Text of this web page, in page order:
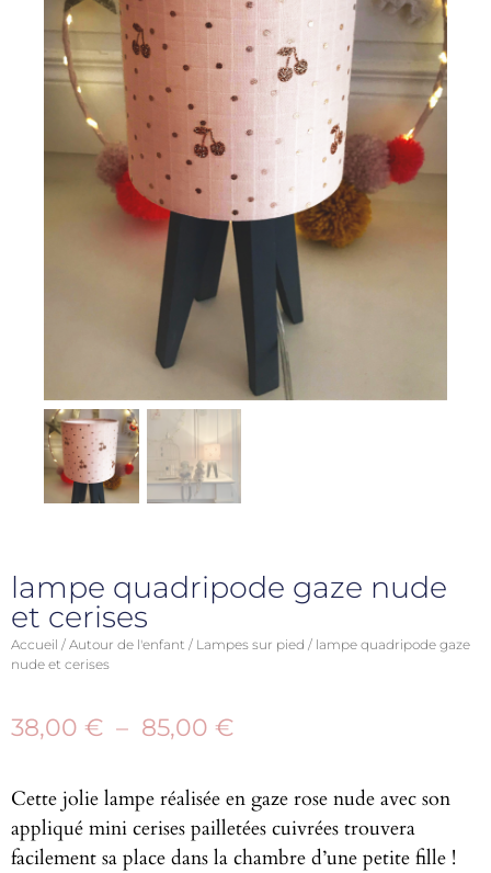
lampe quadripode gaze nude
et cerises
Accueil / Autour de l'enfant / Lampes sur pied / lampe quadripode gaze
nude et cerises
38,00 € – 85,00 €
Cette jolie lampe réalisée en gaze rose nude avec son
appliqué mini cerises pailletées cuivrées trouvera
facilement sa place dans la chambre d’une petite fille !